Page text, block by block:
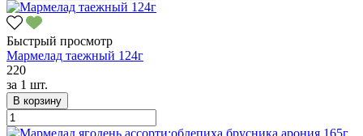
Быстрый просмотр
Мармелад таежный 124г
220
за 1 шт.
В корзину